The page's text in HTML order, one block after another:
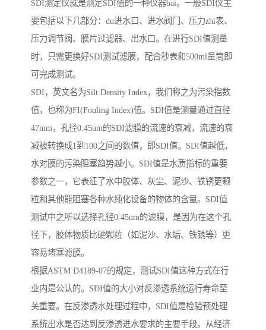
SDI测定仪就是测定SDI值的一种仪器bai。一般SDI仪主
要包括以下几部分：du进水口、进水阀门、压力zhi表、
压力调节阀、膜片过滤器、出水口。在进行SDI值测量
时，只需更换好SDI测试滤膜，配合秒表和500ml量筒即
可完成测试。
SDI，英文名为Silt Density Index，我们称之为污染指数
值，也称为FI(Fouling Index)值。SDI值是测量通过直径
47mm，孔径0.45um的SDI滤膜的流速的衰减，流速的衰
减被转换成1到100之间的数值，即SDI值。SDI值越低，
水对膜的污染阻塞趋势越小。SDI值是水质指标的重要
参数之一，它表征了水中胶体、灰尘、泥沙、铁锈更颗
粒和其他能阻塞各种水纯化设备的物体的含量。SDI值
测试中之所以选择孔径0.45um的滤膜，是因为在这个孔
径下，胶体物质比硬颗粒（如泥沙、水垢、铁锈等）更
容易堵塞滤膜。
根据ASTM D4189-07的规定，测试SDI值这种方式在行
业内是公认的。SDI值的大小对反渗透系统运行寿命至
关重要。在反渗透水处理过程中，SDI值是检验预处理
系统出水是否达到反渗透进水要求的主要手段。从经济